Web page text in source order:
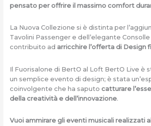
pensato per offrire il massimo comfort
La Nuova Collezione si è distinta per
Tavolini Passenger e dell’elegante
contribuito ad arricchire l’offerta di Design
Il Fuorisalone di BertO al Loft BertO Live è
un semplice evento di design; è stata
coinvolgente che ha saputo catturare
della creatività e dell’innovazione.
Vuoi ammirare gli eventi musicali realizzati